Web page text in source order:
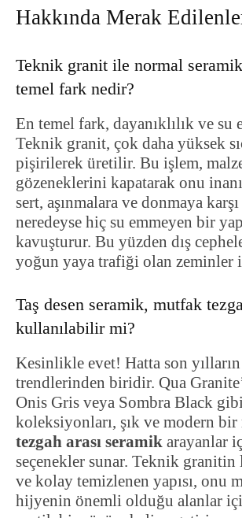
Hakkında Merak
Teknik granit ile normal
temel fark nedir?
En temel fark, dayanıklılık ve su
Teknik granit, çok daha yüksek
pişirilerek üretilir. Bu işlem,
gözeneklerini kapatarak onu
sert, aşınmalara ve donmaya
neredeyse hiç su emmeyen bir
kavuşturur. Bu yüzden dış
yoğun yaya trafiği olan zeminler
Taş desen seramik, mutfak
kullanılabilir mi?
Kesinlikle evet! Hatta son
trendlerinden biridir. Qua
Onis Gris veya Sombra Black
koleksiyonları, şık ve modern bir
tezgah arası seramik arayanlar
seçenekler sunar. Teknik granitin
ve kolay temizlenen yapısı, onu
hijyenin önemli olduğu alanlar